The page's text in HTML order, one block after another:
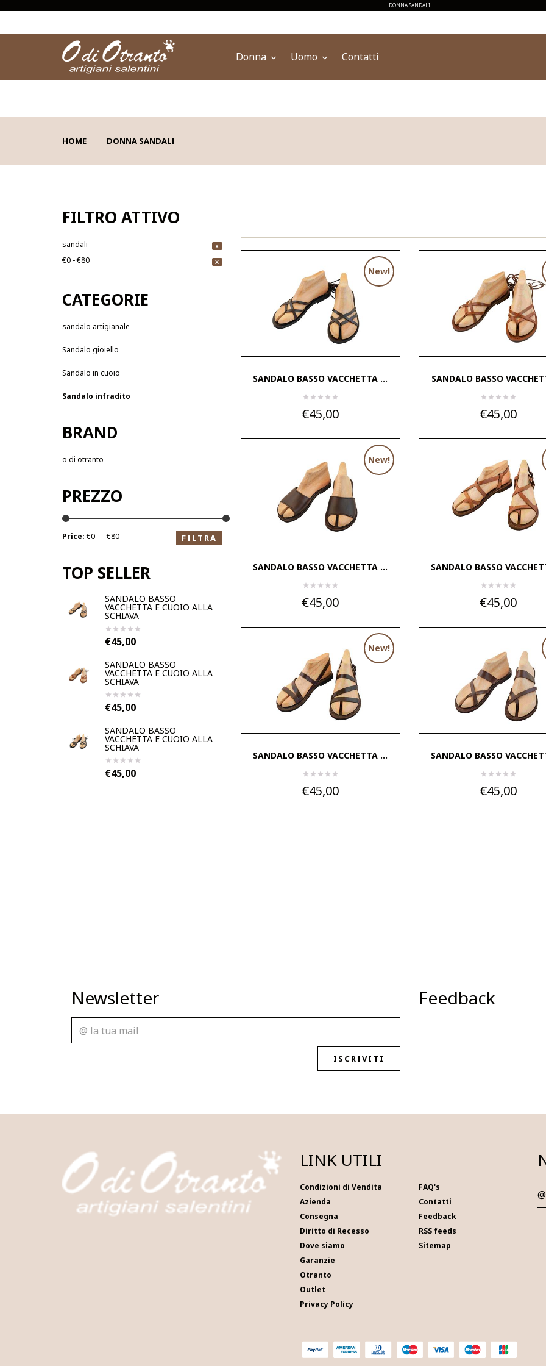
DONNA SANDALI
Donna Uomo Contatti
HOME DONNA SANDALI
FILTRO ATTIVO
sandali X
€0 - €80 X
CATEGORIE
sandalo artigianale
Sandalo gioiello
Sandalo in cuoio
Sandalo infradito
BRAND
o di otranto
PREZZO
Price:€0 — €80 FILTRA
TOP SELLER
SANDALO BASSO
VACCHETTA E CUOIO ALLA
SCHIAVA
€45,00
SANDALO BASSO
VACCHETTA E CUOIO ALLA
SCHIAVA
€45,00
SANDALO BASSO
VACCHETTA E CUOIO ALLA
SCHIAVA
€45,00
New!
SANDALO BASSO VACCHETTA ...
€45,00
SANDALO BASSO
€45,00
New!
SANDALO BASSO VACCHETTA ...
€45,00
SANDALO BASSO
€45,00
New!
SANDALO BASSO VACCHETTA ...
€45,00
SANDALO BASSO
€45,00
Newsletter
ISCRIVITI
Feedback
LINK UTILI
Condizioni di Vendita
Azienda
Consegna
Diritto di Recesso
Dove siamo
Garanzie
Otranto
Outlet
Privacy Policy
FAQ's
Contatti
Feedback
RSS feeds
Sitemap